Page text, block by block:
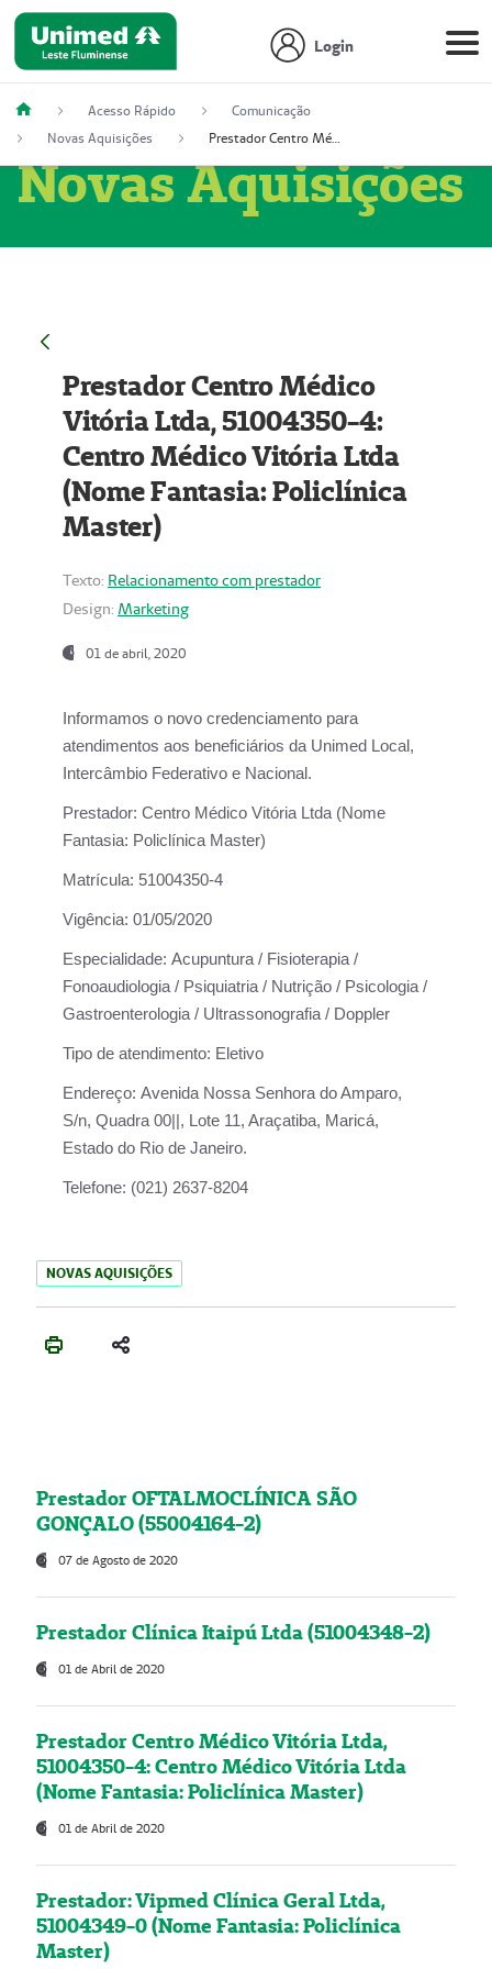
Login
Acesso Rápido
Comunicação
Novas Aquisições
Prestador Centro Médico Vitória Ltda, 51004350-4: Centro Médico Vitória Ltda (Nome Fantasia: Policlínica Master)
Novas Aquisições
Prestador Centro Médico
Vitória Ltda, 51004350-4:
Centro Médico Vitória Ltda
(Nome Fantasia: Policlínica
Master)
Texto: Relacionamento com prestador
Design: Marketing
01 de abril, 2020
Informamos o novo credenciamento para
atendimentos aos beneficiários da Unimed Local,
Intercâmbio Federativo e Nacional.
Prestador: Centro Médico Vitória Ltda (Nome
Fantasia: Policlínica Master)
Matrícula: 51004350-4
Vigência: 01/05/2020
Especialidade: Acupuntura / Fisioterapia /
Fonoaudiologia / Psiquiatria / Nutrição / Psicologia /
Gastroenterologia / Ultrassonografia / Doppler
Tipo de atendimento: Eletivo
Endereço: Avenida Nossa Senhora do Amparo,
S/n, Quadra 00||, Lote 11, Araçatiba, Maricá,
Estado do Rio de Janeiro.
Telefone: (021) 2637-8204
NOVAS AQUISIÇÕES
Prestador OFTALMOCLÍNICA SÃO
GONÇALO (55004164-2)
07 de Agosto de 2020
Prestador Clínica Itaipú Ltda (51004348-2)
01 de Abril de 2020
Prestador Centro Médico Vitória Ltda,
51004350-4: Centro Médico Vitória Ltda
(Nome Fantasia: Policlínica Master)
01 de Abril de 2020
Prestador: Vipmed Clínica Geral Ltda,
51004349-0 (Nome Fantasia: Policlínica
Master)